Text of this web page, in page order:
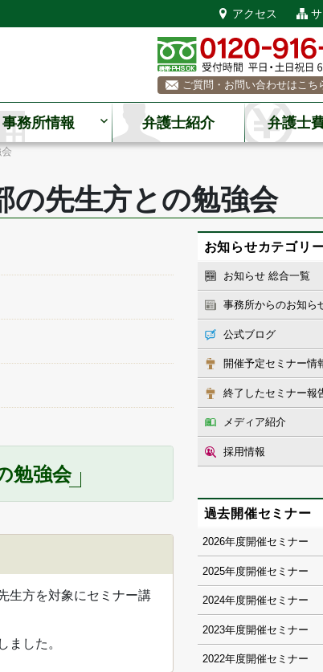
アクセス
ご質問・お問い合わせはこち
事務所情報 弁護士紹介 弁護士
の先生方との勉強会
勉強会
生方を対象にセミナー講
ました。
お知らせカテゴリ
お知らせ 総合一覧
事務所からのお知ら
公式ブログ
開催予定セミナー情
終了したセミナー報
メディア紹介
採用情報
過去開催セミナー
2026
2025
2024
2023
2022